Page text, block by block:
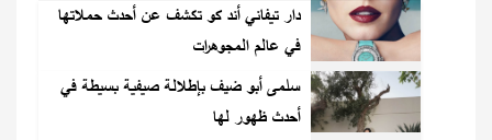
دار تيفاني أند كو تكشف عن أحدث حملاتها
في عالم المجوهرات
سلمى أبو ضيف بإطلالة صيفية بسيطة في
أحدث ظهور لها